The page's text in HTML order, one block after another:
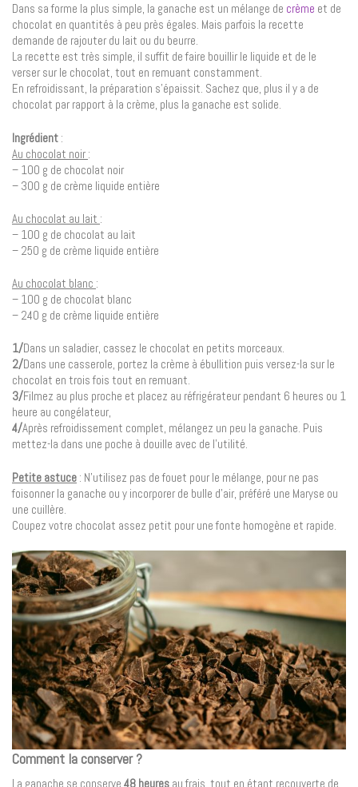
Dans sa forme la plus simple, la ganache est un mélange de crème et de
chocolat en quantités à peu près égales. Mais parfois la recette
demande de rajouter du lait ou du beurre.
La recette est très simple, il suffit de faire bouillir le liquide et de le
verser sur le chocolat, tout en remuant constamment.
En refroidissant, la préparation s’épaissit. Sachez que, plus il y a de
chocolat par rapport à la crème, plus la ganache est solide.
Ingrédient :
Au chocolat noir :
– 100 g de chocolat noir
– 300 g de crème liquide entière
Au chocolat au lait :
– 100 g de chocolat au lait
– 250 g de crème liquide entière
Au chocolat blanc :
– 100 g de chocolat blanc
– 240 g de crème liquide entière
1/Dans un saladier, cassez le chocolat en petits morceaux.
2/Dans une casserole, portez la crème à ébullition puis versez-la sur le
chocolat en trois fois tout en remuant.
3/Filmez au plus proche et placez au réfrigérateur pendant 6 heures ou 1
heure au congélateur,
4/Après refroidissement complet, mélangez un peu la ganache. Puis
mettez-la dans une poche à douille avec de l’utilité.
Petite astuce : N’utilisez pas de fouet pour le mélange, pour ne pas
foisonner la ganache ou y incorporer de bulle d’air, préféré une Maryse ou
une cuillère.
Coupez votre chocolat assez petit pour une fonte homogène et rapide.
Comment la conserver ?
La ganache se conserve 48 heures au frais, tout en étant recouverte de